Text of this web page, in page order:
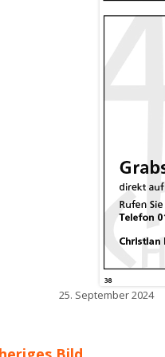
am25. September 2024